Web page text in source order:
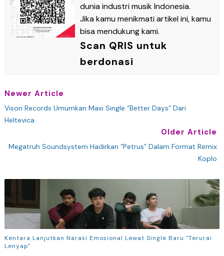
dunia industri musik Indonesia.
Jika kamu menikmati artikel ini, kamu
bisa mendukung kami.
Scan QRIS untuk
berdonasi
Newer Article
Visori Records Umumkan Maxi Single “Better Days” Dari
Heltevica
Older Article
Megatruh Soundsystem Hadirkan “Petrus” Dalam Format Remix
Koplo
Kentara Lanjutkan Narasi Emosional Lewat Single Baru "Terurai
Lenyap"